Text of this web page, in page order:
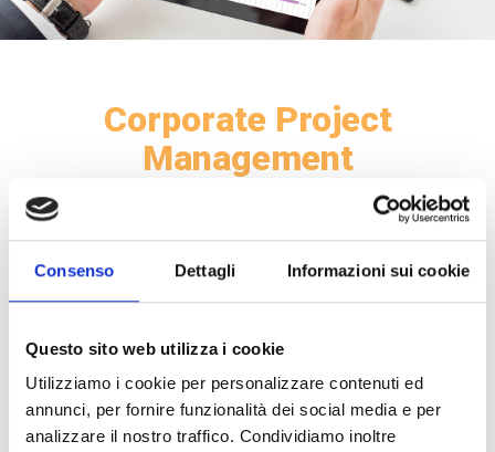
Consenso Dettagli Informazioni sui cookie
Questo sito web utilizza i cookie
Utilizziamo i cookie per personalizzare contenuti ed
annunci, per fornire funzionalità dei social media e per
analizzare il nostro traffico. Condividiamo inoltre
Corporate Project
Management
Project Management
è pensata per migliorare ed ottimizzare il
flusso di lavoro all’interno dell’azienda. L’offerta
include i seguenti servizi:
sistema di gestione progetti e groupware
gestione utenti
gestione task
gestione allegati
integrazione con software gestionali